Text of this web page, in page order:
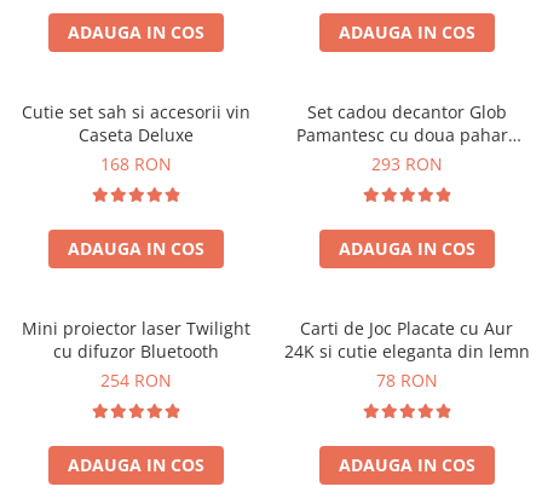
ADAUGA IN COS ADAUGA IN COS
Cutie set sah si accesorii vin
Caseta Deluxe
168 RON
ADAUGA IN COS
Set cadou decantor Glob
Pamantesc cu doua pahare
Deluxe
293 RON
ADAUGA IN COS
Mini proiector laser Twilight
cu difuzor Bluetooth
254 RON
ADAUGA IN COS
Carti de Joc Placate cu Aur
24K si cutie eleganta din lemn
78 RON
ADAUGA IN COS